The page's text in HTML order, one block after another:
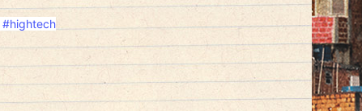
#hightech